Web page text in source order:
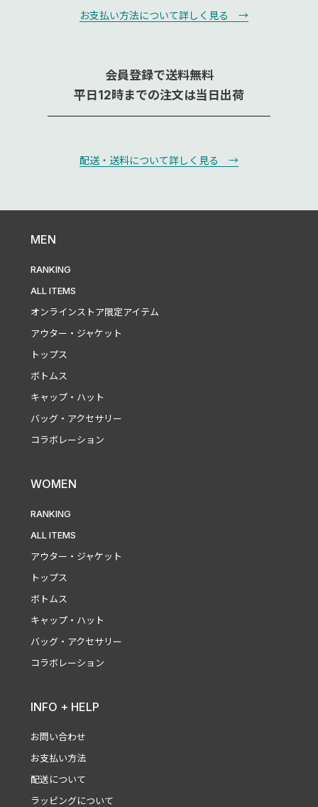
お支払い方法について詳しく見る →
会員登録で送料無料
平日12時までの注文は当日出荷
配送・送料について詳しく見る →
MEN
RANKING
ALL ITEMS
オンラインストア限定アイテム
アウター・ジャケット
トップス
ボトムス
キャップ・ハット
バッグ・アクセサリー
コラボレーション
WOMEN
RANKING
ALL ITEMS
アウター・ジャケット
トップス
ボトムス
キャップ・ハット
バッグ・アクセサリー
コラボレーション
INFO + HELP
お問い合わせ
お支払い方法
配送について
ラッピングについて